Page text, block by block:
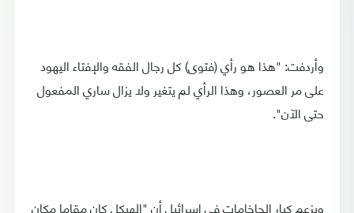
وأردفت: "هذا هو رأي (فتوى) كل رجال الفقه والإفتاء اليهود
على مر العصور، وهذا الرأي لم يتغير ولا يزال ساري المفعول
حتى الآن".
ويزعم كبار الحاخامات في إسرائيل أن "الهيكل كان مقاما مكان